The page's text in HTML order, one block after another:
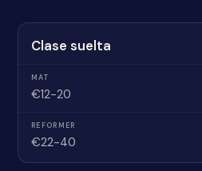
Clase suelta
€12-20
€22-40